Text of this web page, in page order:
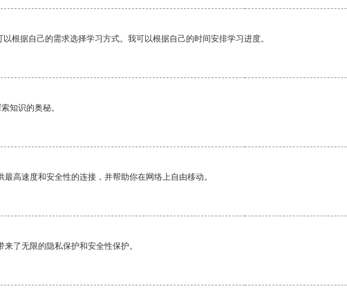
根据自己的需求选择学习方式。我可以根据自己的时间安排学习进度。
知识的奥秘。
高速度和安全性的连接，并帮助你在网络上自由移动。
了无限的隐私保护和安全性保护。